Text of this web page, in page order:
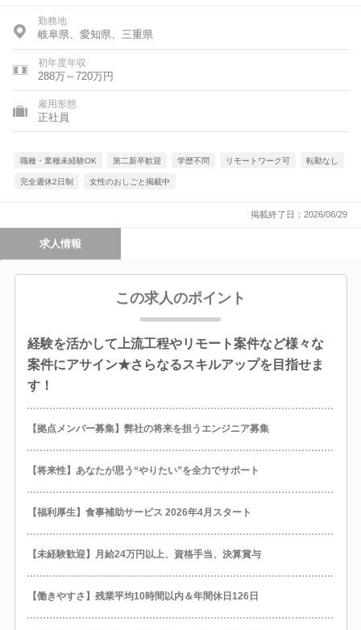
勤務地
岐阜県、愛知県、三重県
初年度年収
288万～720万円
雇用形態
正社員
職種・業種未経験OK 第二新卒歓迎 学歴不問 リモートワーク可 転勤なし
完全週休2日制 女性のおしごと掲載中
掲載終了日：2026/06/29
求人情報
この求人のポイント
経験を活かして上流工程やリモート案件など様々な
案件にアサイン★さらなるスキルアップを目指せま
す！
【拠点メンバー募集】弊社の将来を担うエンジニア募集
【将来性】あなたが思う“やりたい”を全力でサポート
【福利厚生】食事補助サービス 2026年4月スタート
【未経験歓迎】月給24万円以上、資格手当、決算賞与
【働きやすさ】残業平均10時間以内＆年間休日126日